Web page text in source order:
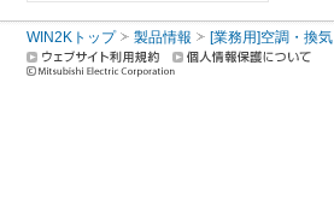
WIN2Kトップ 製品情報 [業務用]空調・換気